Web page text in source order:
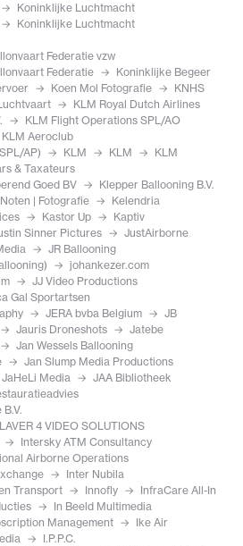
Koninklijke Luchtmacht
Koninklijke Luchtmacht
Federatie vzw
Federatie
Koninklijke Begeer
Koen Mol Fotografie
KNHS
KLM Royal Dutch Airlines
KLM Flight Operations SPL/AO
KLM Aeroclub
AP)
KLM KLM
KLM
& Taxateurs
Goed BV
Klepper Ballooning B.V.
| Fotografie
Kelendria
Kastor Up
Kaptiv
Sinner Pictures
JustAirborne
JR Ballooning
johankezer.com
JJ Video Productions
Gal Sportartsen
JERA bvba Belgium
JB
Jauris Droneshots
Jatebe
Jan Wessels Ballooning
Jan Slump Media Productions
JaHeLi Media
JAA Bibliotheek
4 VIDEO SOLUTIONS
Intersky ATM Consultancy
Airborne Operations
Inter Nubila
Transport
Innofly
InfraCare All-In
In Beeld Multimedia
Management
Ike Air
I.P.P.C.